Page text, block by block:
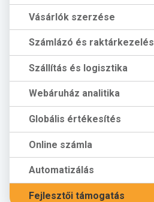
Vásárlók szerzése
Számlázó és raktárkezelés
Szállítás és logisztika
Webáruház analitika
Globális értékesítés
Online számla
Automatizálás
Fejlesztői támogatás